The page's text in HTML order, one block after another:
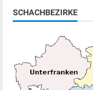
SCHACHBEZIRKE